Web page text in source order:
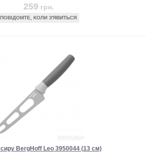
259 грн.
ПОВІДОМТЕ, КОЛИ З'ЯВИТЬСЯ
BergHoff Leo 3950044 (13 см)